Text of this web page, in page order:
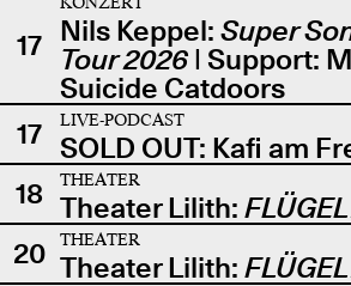
17 Nils Keppel: Super
Tour 2026| Support:
Suicide Catdoors
17
LIVE-PODCAST
SOLD OUT: Kafi am
18
THEATER
Theater Lilith:
20
THEATER
Theater Lilith: